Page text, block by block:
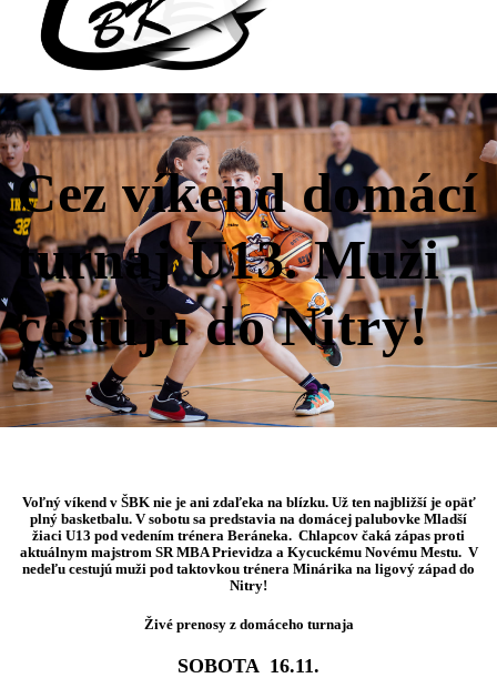
Cez víkend domácí
turnaj U13. Muži
cestuju do Nitry!
Voľný víkend v ŠBK nie je ani zdaľeka na blízku. Už ten najbližší je opäť
plný basketbalu. V sobotu sa predstavia na domácej palubovke Mladší
žiaci U13 pod vedením trénera Beráneka. Chlapcov čaká zápas proti
aktuálnym majstrom SR MBA Prievidza a Kycuckému Novému Mestu. V
nedeľu cestujú muži pod taktovkou trénera Minárika na ligový západ do
Nitry!
Živé prenosy z domáceho turnaja
SOBOTA 16.11.